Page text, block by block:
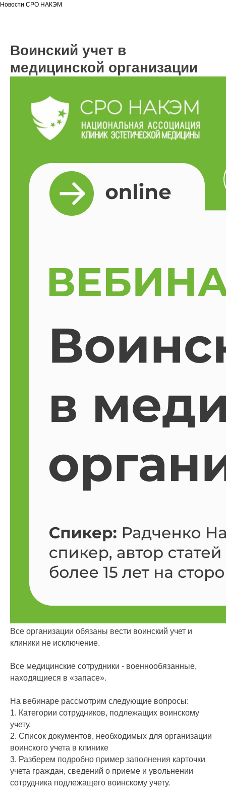
Новости СРО НАКЭМ
Воинский учет в
медицинской организации
Все организации обязаны вести воинский учет и
клиники не исключение.
Все медицинские сотрудники - военнообязанные,
находящиеся в «запасе».
На вебинаре рассмотрим следующие вопросы:
1. Категории сотрудников, подлежащих воинскому
учету.
2. Список документов, необходимых для организации
воинского учета в клинике
3. Разберем подробно пример заполнения карточки
учета граждан, сведений о приеме и увольнении
сотрудника подлежащего воинскому учету.